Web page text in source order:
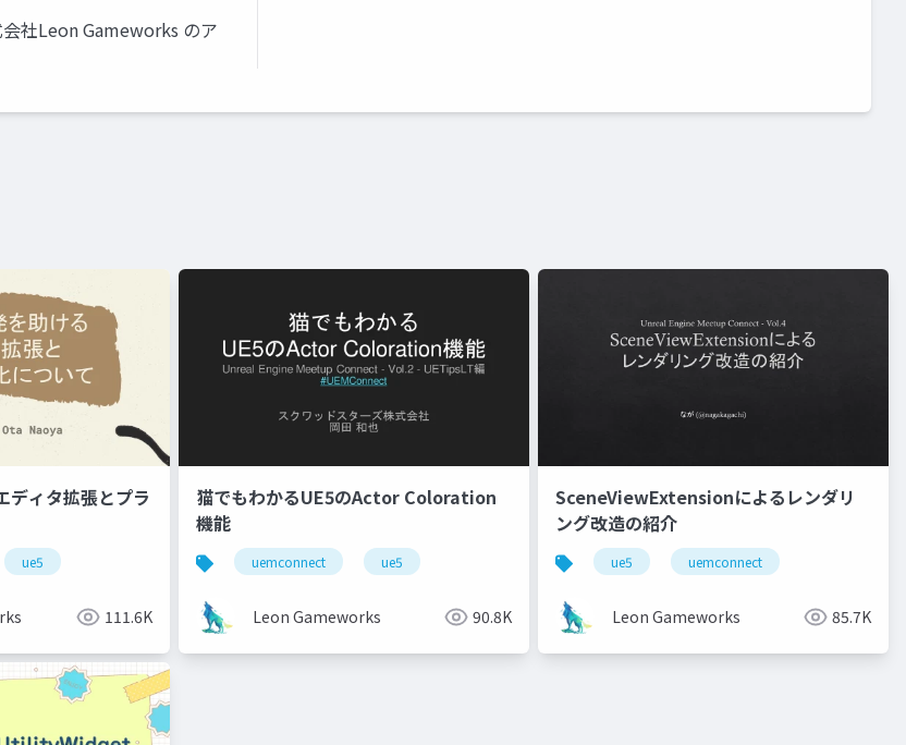
社Leon Gameworks のア
ディタ拡張とプラ
ue5
111.6K
猫でもわかるUE5のActor Coloration
機能
uemconnect ue5
Leon Gameworks 90.8K
SceneViewExtensionによるレンダリ
ング改造の紹介
ue5 uemconnect
Leon Gameworks 85.7K